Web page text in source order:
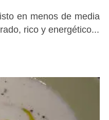
en menos de media
rico y energético...